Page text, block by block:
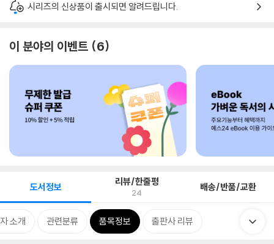
시리즈의 신상품이 출시되면 알려드립니다.
이 분야의 이벤트 6
도서정보 리뷰/한줄평
24 배송/반품/교환
소개 관련분류 품목정보 출판사 리뷰